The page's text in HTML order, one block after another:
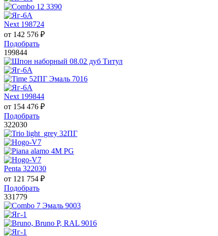
Next 198724
от 142 576 ₽
Подобрать
199844
Next 199844
от 154 476 ₽
Подобрать
322030
Penta 322030
от 121 754 ₽
Подобрать
331779